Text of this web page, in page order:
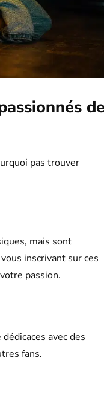
de
pas trouver
mais sont
inscrivant sur ces
passion.
avec des
fans.